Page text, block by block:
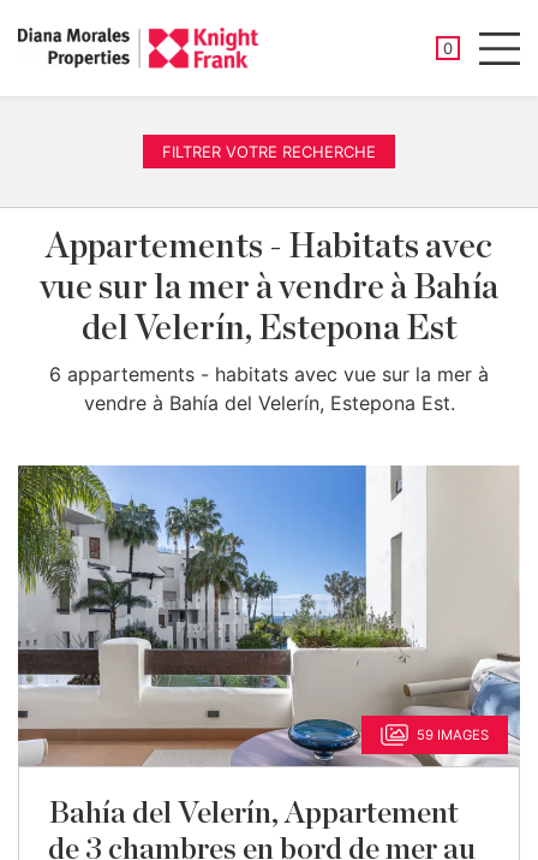
0
FILTRER VOTRE RECHERCHE
Appartements - Habitats avec
vue sur la mer à vendre à Bahía
del Velerín, Estepona Est
6 appartements - habitats avec vue sur la mer à
vendre à Bahía del Velerín, Estepona Est.
59 IMAGES
Bahía del Velerín, Appartement
de 3 chambres en bord de mer au